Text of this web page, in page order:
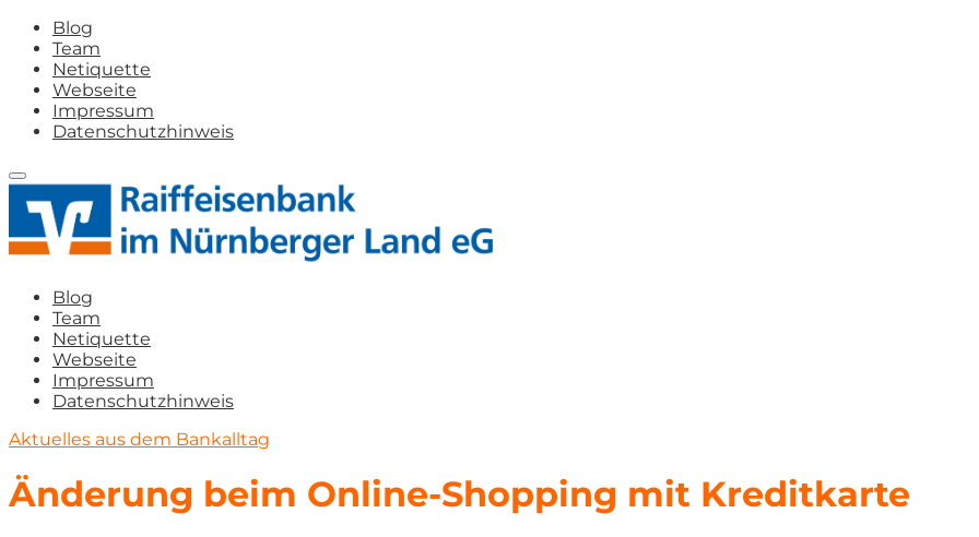
Blog
Team
Netiquette
Webseite
Impressum
Datenschutzhinweis
Blog
Team
Netiquette
Webseite
Impressum
Datenschutzhinweis
Aktuelles aus dem Bankalltag
Änderung beim Online-Shopping mit Kreditkarte